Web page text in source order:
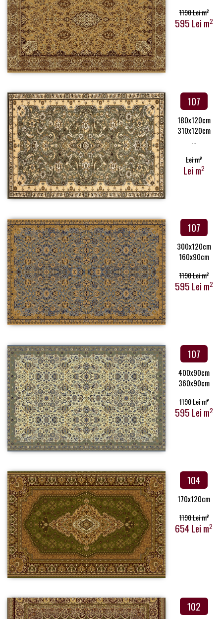
1190 Lei m2
595 Lei m2
107
180x120cm
310x120cm
...
Lei m2
Lei m2
107
300x120cm
160x90cm
1190 Lei m2
595 Lei m2
107
400x90cm
360x90cm
1190 Lei m2
595 Lei m2
104
170x120cm
1190 Lei m2
654 Lei m2
102